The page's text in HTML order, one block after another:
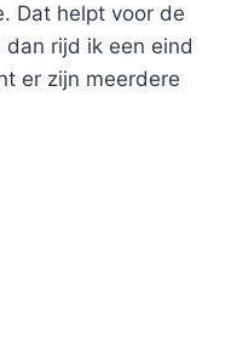
Dat helpt voor de
rijd ik een eind
er zijn meerdere